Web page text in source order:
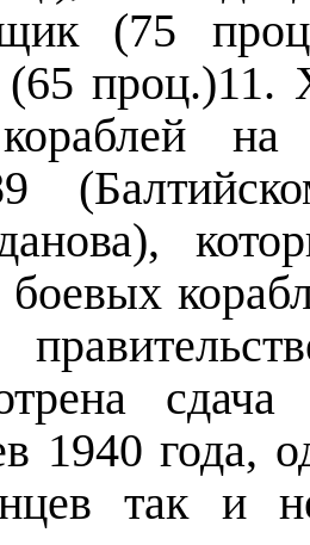
(75
проц.)11.
на
1940 года,
так и